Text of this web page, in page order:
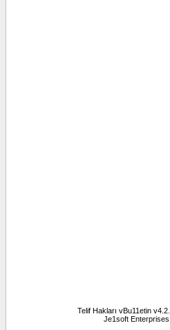
Telif Hakları vBu11etin
Je1soft Enterprises